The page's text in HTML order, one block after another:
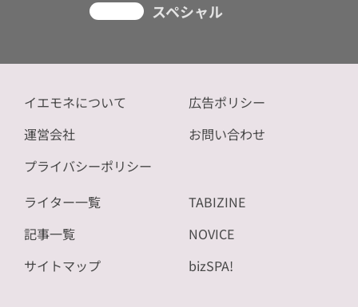
スペシャル
イエモネについて
運営会社
プライバシーポリシー
広告ポリシー
お問い合わせ
ライター一覧
記事一覧
サイトマップ
TABIZINE
NOVICE
bizSPA!